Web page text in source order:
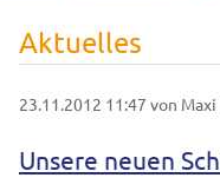
Aktuelles
23.11.2012 11:47 von
Unsere neuen